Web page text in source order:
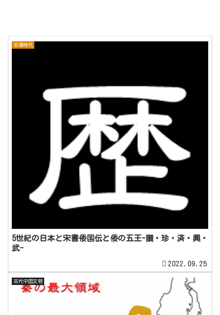
古墳時代
5世紀の日本と宋書倭国伝と倭の五王-讃・珍・済・興・
武-
2022.09.25
古代中国文明